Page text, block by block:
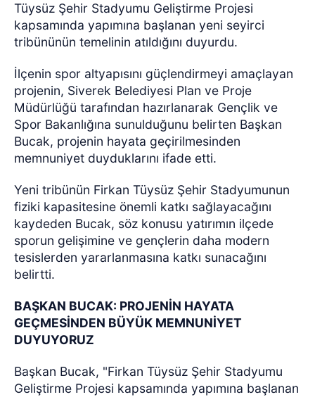
Tüysüz Şehir Stadyumu Geliştirme Projesi
kapsamında yapımına başlanan yeni seyirci
tribününün temelinin atıldığını duyurdu.
İlçenin spor altyapısını güçlendirmeyi amaçlayan
projenin, Siverek Belediyesi Plan ve Proje
Müdürlüğü tarafından hazırlanarak Gençlik ve
Spor Bakanlığına sunulduğunu belirten Başkan
Bucak, projenin hayata geçirilmesinden
memnuniyet duyduklarını ifade etti.
Yeni tribünün Firkan Tüysüz Şehir Stadyumunun
fiziki kapasitesine önemli katkı sağlayacağını
kaydeden Bucak, söz konusu yatırımın ilçede
sporun gelişimine ve gençlerin daha modern
tesislerden yararlanmasına katkı sunacağını
belirtti.
BAŞKAN BUCAK: PROJENİN HAYATA
GEÇMESİNDEN BÜYÜK MEMNUNİYET
DUYUYORUZ
Başkan Bucak, "Firkan Tüysüz Şehir Stadyumu
Geliştirme Projesi kapsamında yapımına başlanan